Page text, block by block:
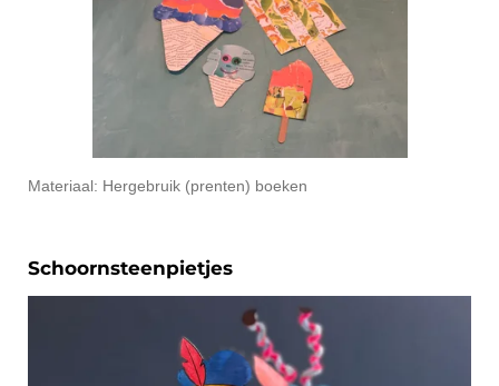
Materiaal: Hergebruik (prenten) boeken
Schoornsteenpietjes